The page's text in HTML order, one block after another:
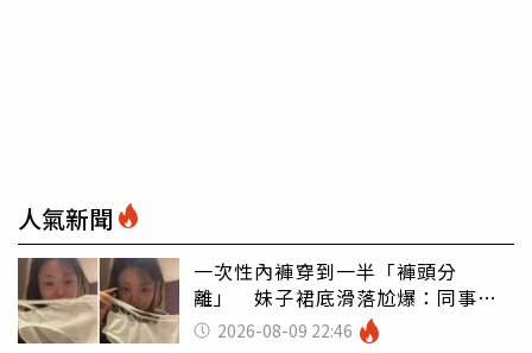
人氣新聞
一次性內褲穿到一半「褲頭分
離」 妹子裙底滑落尬爆：同事全
看光2026-08-09 22:46